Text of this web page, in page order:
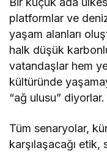
platformlar ve
yaşam alanları
halk düşük
vatandaşlar hem
kültüründe
“ağ ulusu” diyorlar.
Tüm senaryolar,
karşılaşacağı